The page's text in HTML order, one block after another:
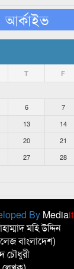
আর্কাইভ
T F
6 7
13 14
20 21
27 28
By Mediait
মহি উদ্দিন
বাংলাদেশ)
চৌধুরী